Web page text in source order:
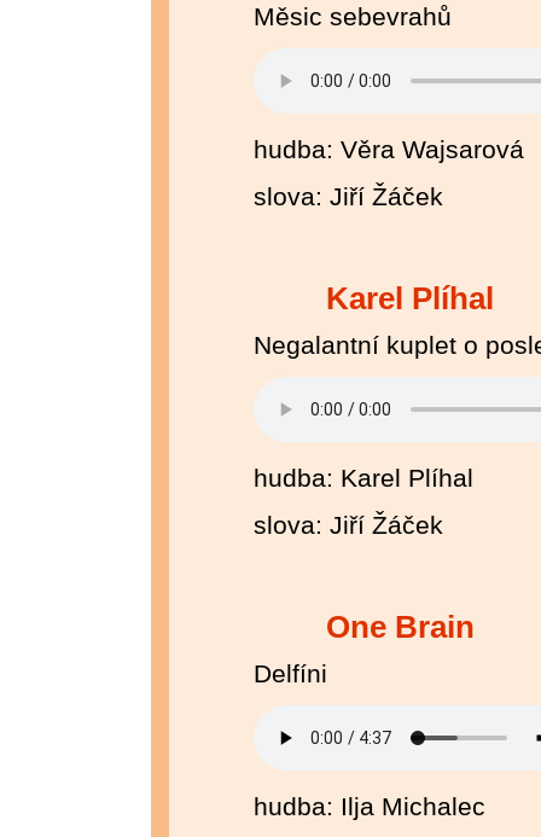
Měsic sebevrahů
hudba: Věra Wajsarová
slova: Jiří Žáček
Karel Plíhal
Negalantní kuplet o
hudba: Karel Plíhal
slova: Jiří Žáček
One Brain
Delfíni
hudba: Ilja Michalec